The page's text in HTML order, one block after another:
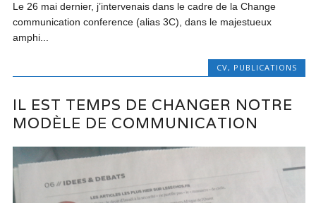
Le 26 mai dernier, j’intervenais dans le cadre de la Change
communication conference (alias 3C), dans le majestueux
amphi...
CV, PUBLICATIONS
IL EST TEMPS DE CHANGER NOTRE
MODÈLE DE COMMUNICATION